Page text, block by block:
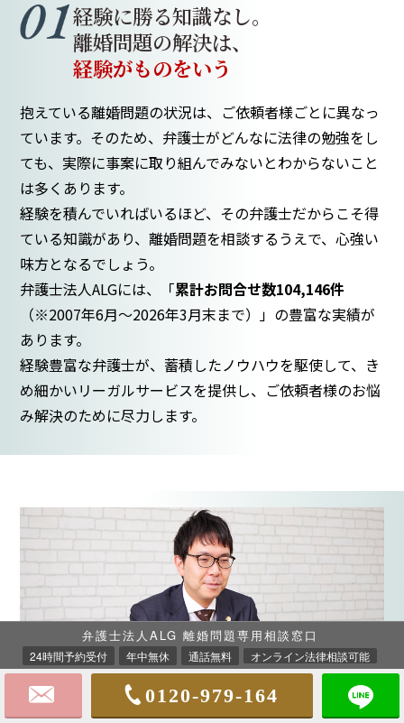
経験に勝る知識なし。
離婚問題の解決は、
経験がものをいう
抱えている離婚問題の状況は、ご依頼者様ごとに異なっ
ています。そのため、弁護士がどんなに法律の勉強をし
ても、実際に事案に取り組んでみないとわからないこと
は多くあります。
経験を積んでいればいるほど、その弁護士だからこそ得
ている知識があり、離婚問題を相談するうえで、心強い
味方となるでしょう。
弁護士法人ALGには、「累計お問合せ数104,146件
（※2007年6月～2026年3月末まで）」の豊富な実績が
あります。
経験豊富な弁護士が、蓄積したノウハウを駆使して、き
め細かいリーガルサービスを提供し、ご依頼者様のお悩
み解決のために尽力します。
お客様満足度97 ％※」の獲得
弁護士法人ALG 離婚問題専用相談窓口
24時間予約受付 年中無休 通話無料 オンライン法律相談可能
0120-979-164